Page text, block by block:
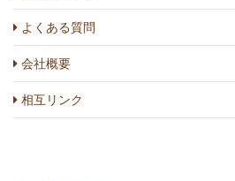
よくある質問
会社概要
相互リンク